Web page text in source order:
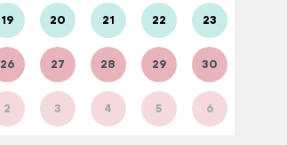
19 20 21 22 23
26 27 28 29 30
2 3 4 5 6